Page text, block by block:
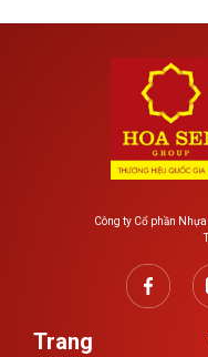
Công ty Cổ phần
Trang